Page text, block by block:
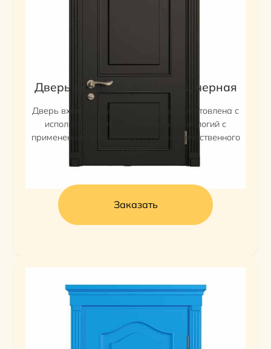
Дверь входная «Калистро», черная
Дверь входная «Калистро», черная изготовлена с
использованием современных технологий с
применением натурального высококачественного
сырья.
Заказать